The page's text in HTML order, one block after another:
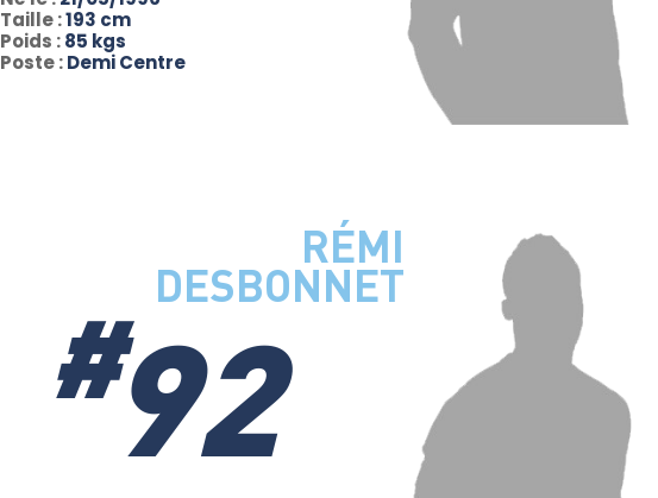
Taille :193 cm
Poids :85 kgs
Poste :Demi Centre
RÉMI
DESBONNET
#92